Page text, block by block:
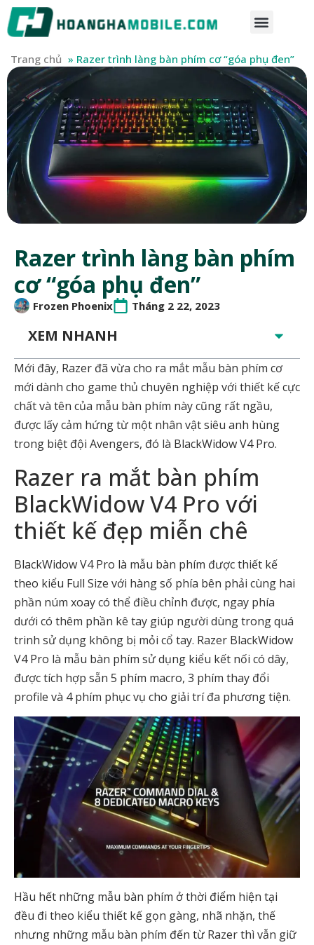
Trang chủ » Razer trình làng bàn phím cơ “góa phụ đen”
Razer trình làng bàn phím
cơ “góa phụ đen”
Frozen Phoenix Tháng 2 22, 2023
XEM NHANH
Mới đây, Razer đã vừa cho ra mắt mẫu bàn phím cơ
mới dành cho game thủ chuyên nghiệp với thiết kế cực
chất và tên của mẫu bàn phím này cũng rất ngầu,
được lấy cảm hứng từ một nhân vật siêu anh hùng
trong biệt đội Avengers, đó là BlackWidow V4 Pro.
Razer ra mắt bàn phím
BlackWidow V4 Pro với
thiết kế đẹp miễn chê
BlackWidow V4 Pro là mẫu bàn phím được thiết kế
theo kiểu Full Size với hàng số phía bên phải cùng hai
phần núm xoay có thể điều chỉnh được, ngay phía
dưới có thêm phần kê tay giúp người dùng trong quá
trinh sử dụng không bị mỏi cổ tay. Razer BlackWidow
V4 Pro là mẫu bàn phím sử dụng kiểu kết nối có dây,
được tích hợp sẵn 5 phím macro, 3 phím thay đổi
profile và 4 phím phục vụ cho giải trí đa phương tiện.
Hầu hết những mẫu bàn phím ở thời điểm hiện tại
đều đi theo kiểu thiết kế gọn gàng, nhã nhặn, thế
nhưng những mẫu bàn phím đến từ Razer thì vẫn giữ